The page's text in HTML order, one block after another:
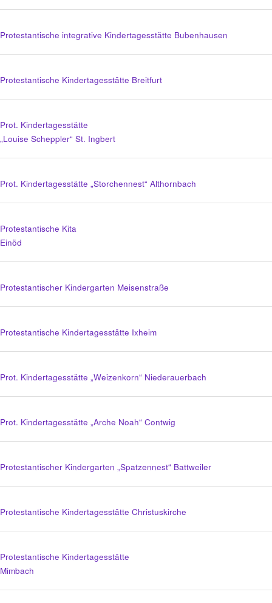
Protestantische integrative Kindertagesstätte Bubenhausen
Protestantische Kindertagesstätte Breitfurt
Prot. Kindertagesstätte
„Louise Scheppler“ St. Ingbert
Prot. Kindertagesstätte „Storchennest“ Althornbach
Protestantische Kita
Einöd
Protestantischer Kindergarten Meisenstraße
Protestantische Kindertagesstätte Ixheim
Prot. Kindertagesstätte „Weizenkorn“ Niederauerbach
Prot. Kindertagesstätte „Arche Noah“ Contwig
Protestantischer Kindergarten „Spatzennest“ Battweiler
Protestantische Kindertagesstätte Christuskirche
Protestantische Kindertagesstätte
Mimbach